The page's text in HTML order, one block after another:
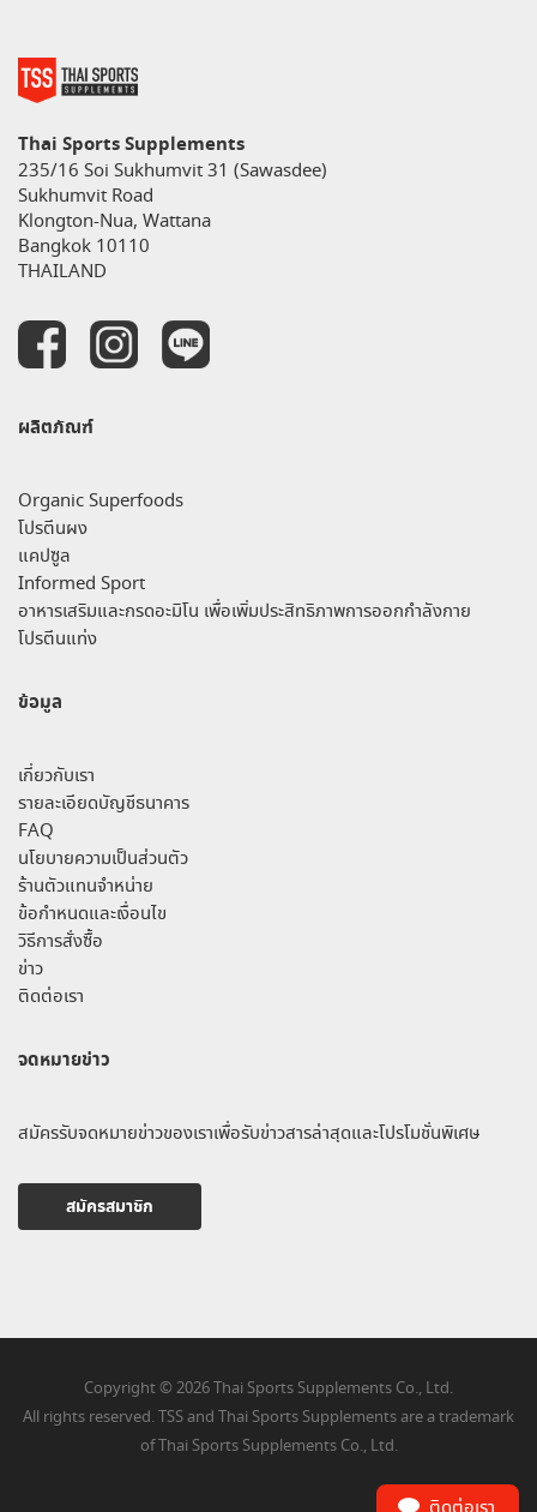
Thai Sports Supplements
235/16 Soi Sukhumvit 31 (Sawasdee)
Sukhumvit Road
Klongton-Nua, Wattana
Bangkok 10110
THAILAND
ผลิตภัณฑ์
Organic Superfoods
โปรตีนผง
แคปซูล
Informed Sport
อาหารเสริมและกรดอะมิโน เพื่อเพิ่มประสิทธิภาพการออกกำลังกาย
โปรตีนแท่ง
ข้อมูล
เกี่ยวกับเรา
รายละเอียดบัญชีธนาคาร
FAQ
นโยบายความเป็นส่วนตัว
ร้านตัวแทนจำหน่าย
ข้อกำหนดและเงื่อนไข
วิธีการสั่งซื้อ
ข่าว
ติดต่อเรา
จดหมายข่าว
สมัครรับจดหมายข่าวของเราเพื่อรับข่าวสารล่าสุดและโปรโมชั่นพิเศษ
สมัครสมาชิก
Copyright © 2026 Thai Sports Supplements Co., Ltd.
All rights reserved. TSS and Thai Sports Supplements are a trademark
of Thai Sports Supplements Co., Ltd.